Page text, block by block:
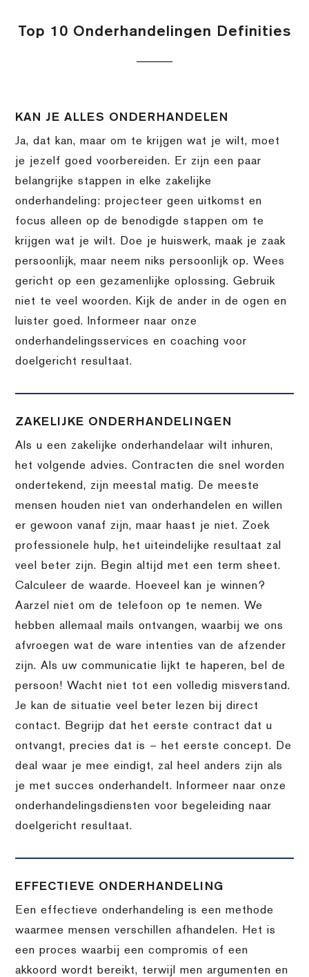
Top 10 Onderhandelingen Definities
KAN JE ALLES ONDERHANDELEN
Ja, dat kan, maar om te krijgen wat je wilt, moet
je jezelf goed voorbereiden. Er zijn een paar
belangrijke stappen in elke zakelijke
onderhandeling: projecteer geen uitkomst en
focus alleen op de benodigde stappen om te
krijgen wat je wilt. Doe je huiswerk, maak je zaak
persoonlijk, maar neem niks persoonlijk op. Wees
gericht op een gezamenlijke oplossing. Gebruik
niet te veel woorden. Kijk de ander in de ogen en
luister goed. Informeer naar onze
onderhandelingsservices en coaching voor
doelgericht resultaat.
ZAKELIJKE ONDERHANDELINGEN
Als u een zakelijke onderhandelaar wilt inhuren,
het volgende advies. Contracten die snel worden
ondertekend, zijn meestal matig. De meeste
mensen houden niet van onderhandelen en willen
er gewoon vanaf zijn, maar haast je niet. Zoek
professionele hulp, het uiteindelijke resultaat zal
veel beter zijn. Begin altijd met een term sheet.
Calculeer de waarde. Hoeveel kan je winnen?
Aarzel niet om de telefoon op te nemen. We
hebben allemaal mails ontvangen, waarbij we ons
afvroegen wat de ware intenties van de afzender
zijn. Als uw communicatie lijkt te haperen, bel de
persoon! Wacht niet tot een volledig misverstand.
Je kan de situatie veel beter lezen bij direct
contact. Begrijp dat het eerste contract dat u
ontvangt, precies dat is – het eerste concept. De
deal waar je mee eindigt, zal heel anders zijn als
je met succes onderhandelt. Informeer naar onze
onderhandelingsdiensten voor begeleiding naar
doelgericht resultaat.
EFFECTIEVE ONDERHANDELING
Een effectieve onderhandeling is een methode
waarmee mensen verschillen afhandelen. Het is
een proces waarbij een compromis of een
akkoord wordt bereikt, terwijl men argumenten en